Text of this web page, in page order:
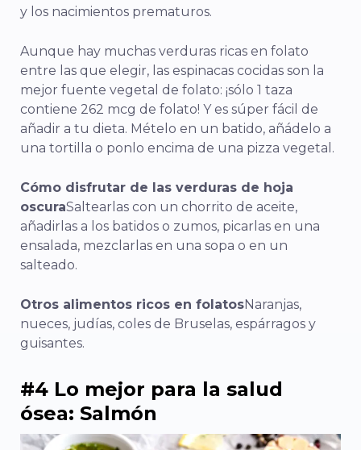
y los nacimientos prematuros.
Aunque hay muchas verduras ricas en folato
entre las que elegir, las espinacas cocidas son la
mejor fuente vegetal de folato: ¡sólo 1 taza
contiene 262 mcg de folato! Y es súper fácil de
añadir a tu dieta. Mételo en un batido, añádelo a
una tortilla o ponlo encima de una pizza vegetal.
Cómo disfrutar de las verduras de hoja
oscuraSaltearlas con un chorrito de aceite,
añadirlas a los batidos o zumos, picarlas en una
ensalada, mezclarlas en una sopa o en un
salteado.
Otros alimentos ricos en folatosNaranjas,
nueces, judías, coles de Bruselas, espárragos y
guisantes.
#4 Lo mejor para la salud
ósea: Salmón